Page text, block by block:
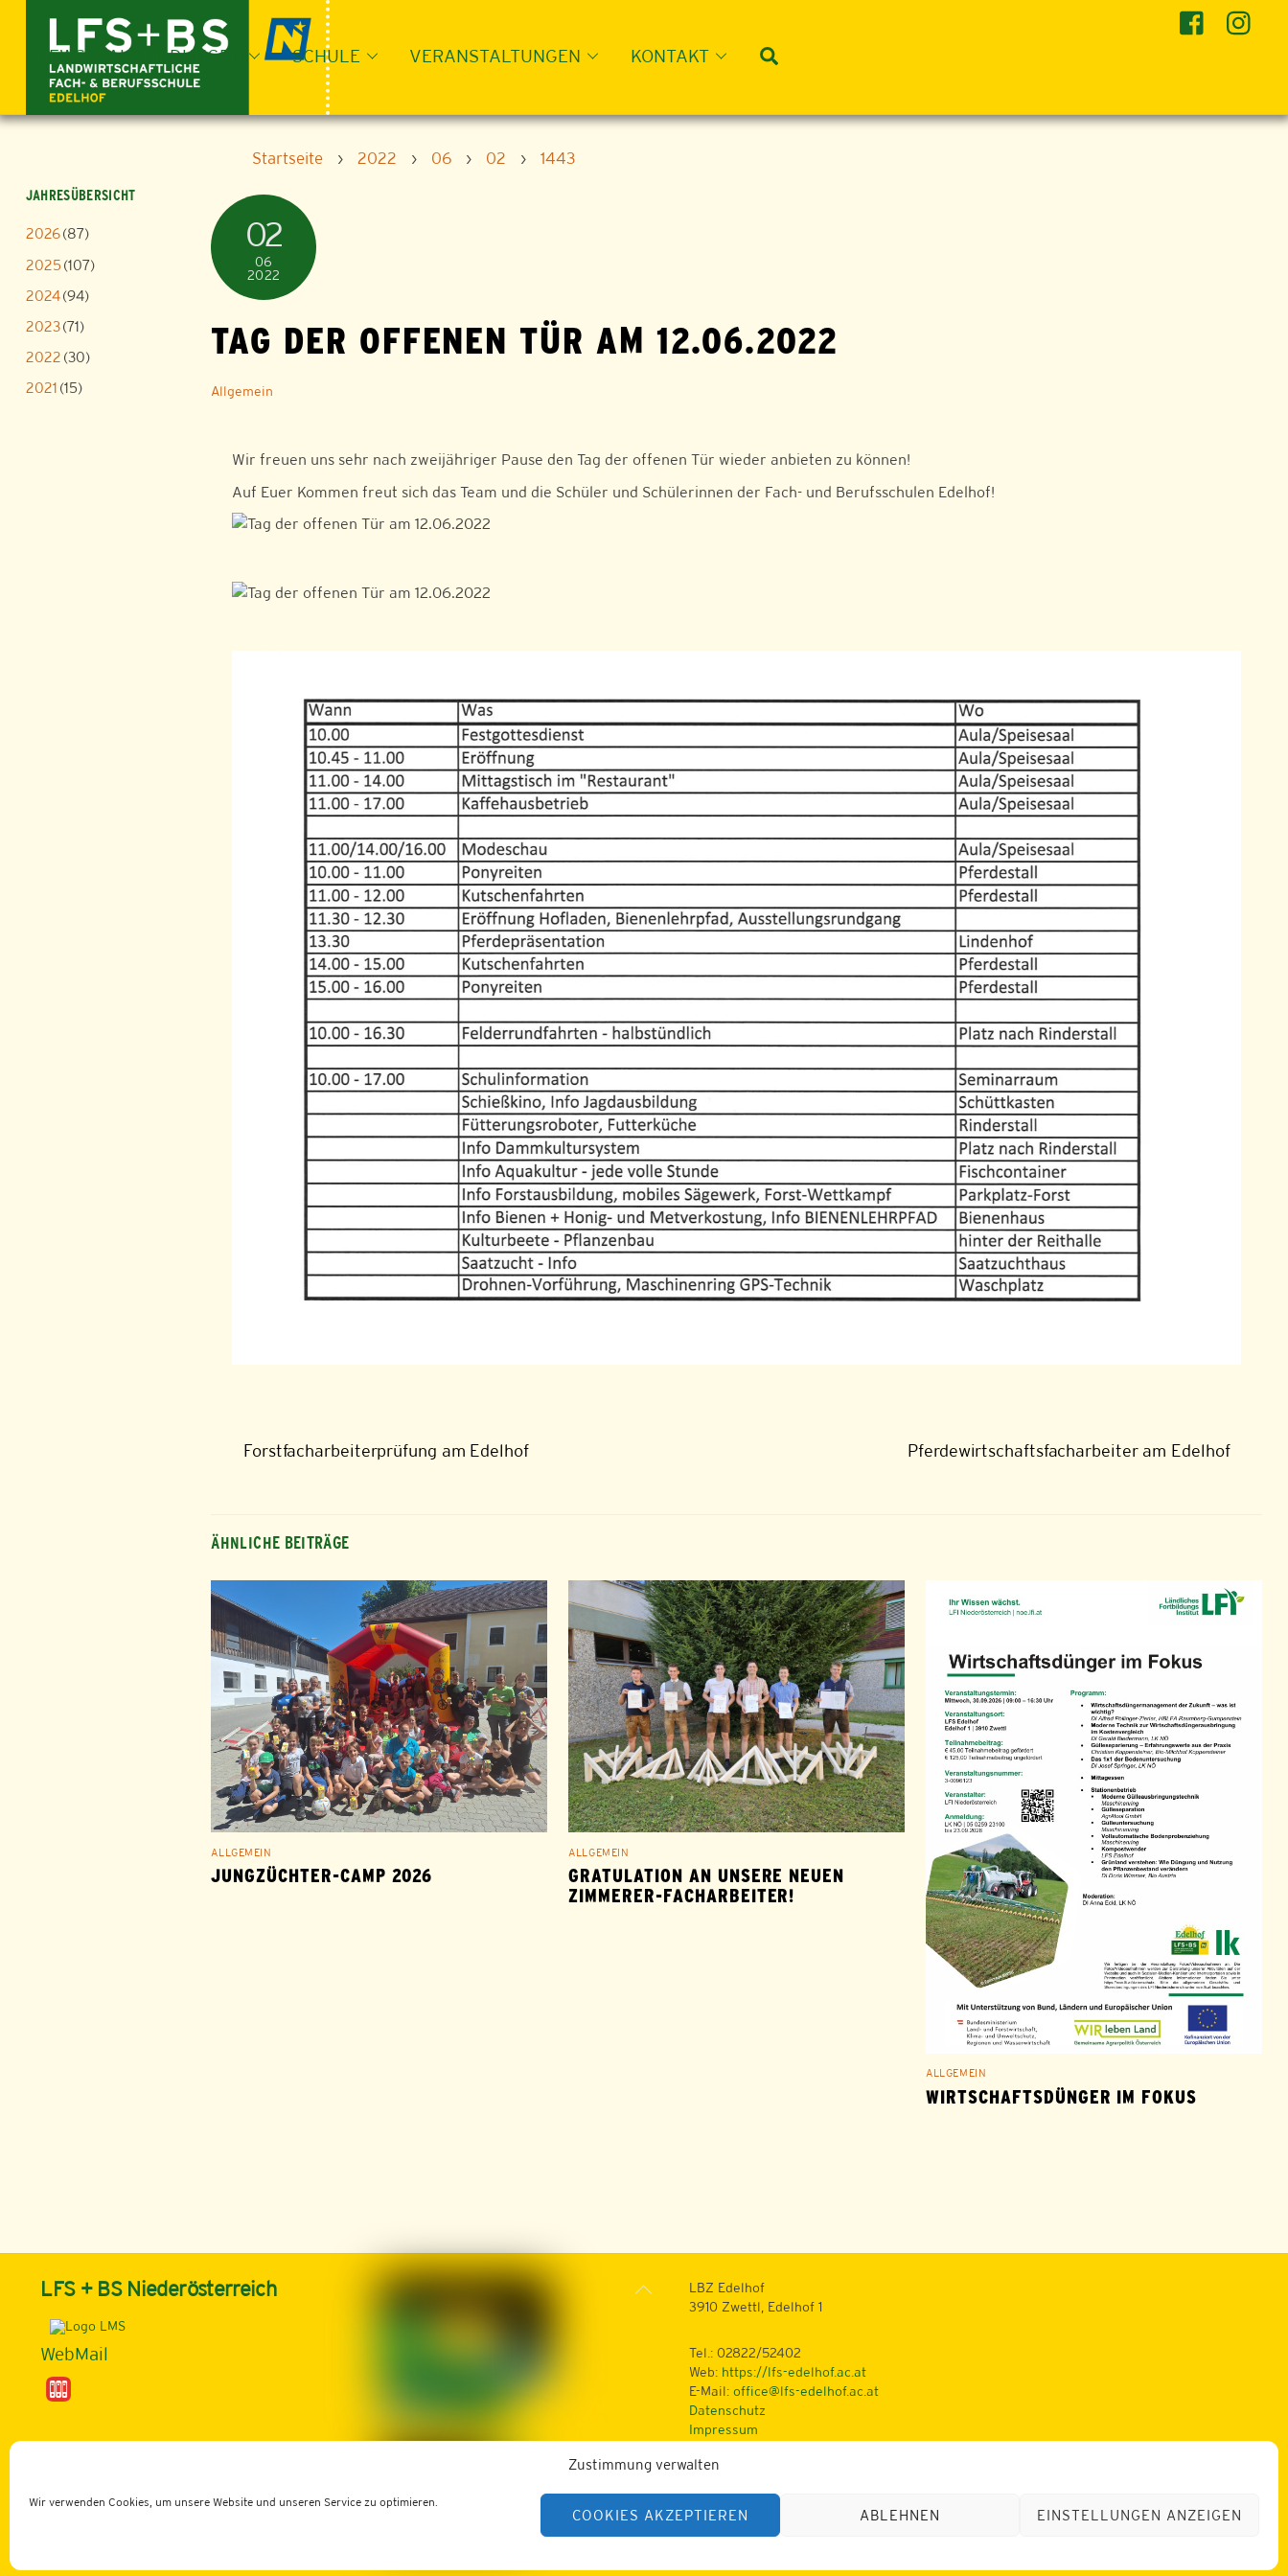
Zustimmung verwalten
Wir verwenden Cookies, um unsere Website und unseren Service zu optimieren.
COOKIES AKZEPTIEREN ABLEHNEN EINSTELLUNGEN ANZEIGEN
contentNEWS AUSBILDUNGEN SCHULE VERANSTALTUNGEN KONTAKT
Startseite › 2022 › 06 › 02 › 1443
02
06
2022
TAG DER OFFENEN TÜR AM 12.06.2022
Allgemein
Wir freuen uns sehr nach zweijähriger Pause den Tag der offenen Tür wieder anbieten zu können!
Auf Euer Kommen freut sich das Team und die Schüler und Schülerinnen der Fach- und Berufsschulen Edelhof!
Forstfacharbeiterprüfung am Edelhof Pferdewirtschaftsfacharbeiter am Edelhof
ÄHNLICHE BEITRÄGE
ALLGEMEIN
JUNGZÜCHTER-CAMP 2026
ALLGEMEIN
GRATULATION AN UNSERE NEUEN
ZIMMERER-FACHARBEITER!
ALLGEMEIN
WIRTSCHAFTSDÜNGER IM FOKUS
JAHRESÜBERSICHT
2026(87)
2025 (107)
2024(94)
2023(71)
2022 (30)
2021 (15)
Back
LFS + BS Niederösterreich
WebMail
LBZ Edelhof
3910 Zwettl, Edelhof 1
Tel.: 02822/52402
Web: https://lfs-edelhof.ac.at
E-Mail: office@lfs-edelhof.ac.at
Datenschutz
Impressum